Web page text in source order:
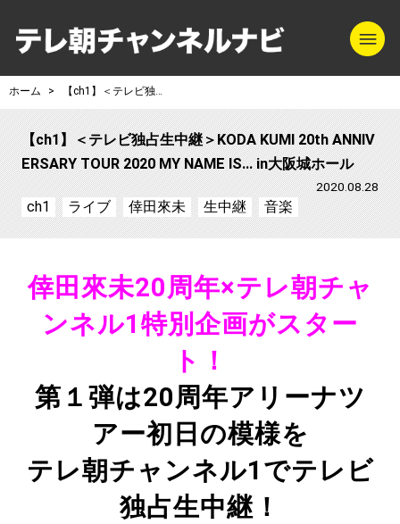
テレ朝チャンネ
ホーム 【ch1】＜テレビ独占生中継＞KODA KUMI 20th ANNIVERSARY TOUR 2020 MY NAME IS… in大阪城ホール
【ch1】＜テレビ独占生中継＞KODA KUMI 20th ANNIV
ERSARY TOUR 2020 MY NAME IS… in大阪城ホール
2020.08.28
ch1 ライブ 倖田來未 生中継 音楽
倖田來未20周年×テレ朝チャ
ンネル1特別企画がスター
ト！
第１弾は20周年アリーナツ
アー初日の模様を
テレ朝チャンネル1でテレビ
独占生中継！